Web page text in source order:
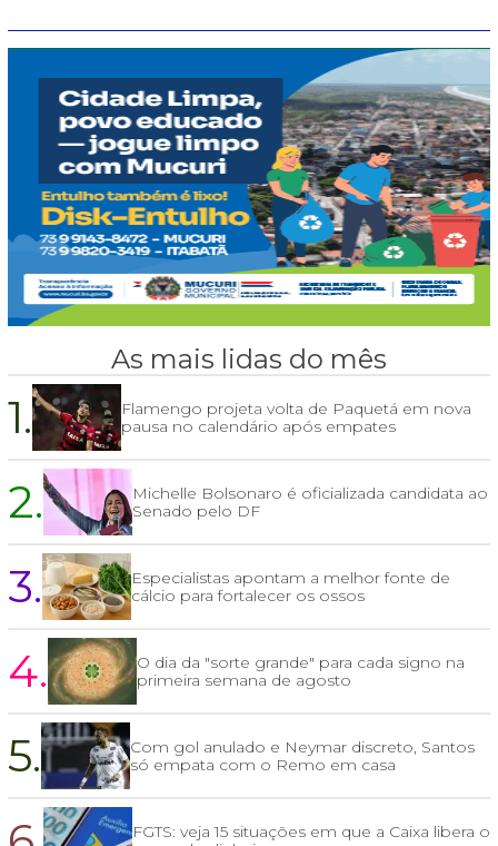
As mais lidas do mês
1.
Flamengo projeta volta de Paquetá em nova
pausa no calendário após empates
2.
Michelle Bolsonaro é oficializada candidata ao
Senado pelo DF
3.
Especialistas apontam a melhor fonte de
cálcio para fortalecer os ossos
4.
O dia da "sorte grande" para cada signo na
primeira semana de agosto
5.
Com gol anulado e Neymar discreto, Santos
só empata com o Remo em casa
FGTS: veja 15 situações em que a Caixa libera o